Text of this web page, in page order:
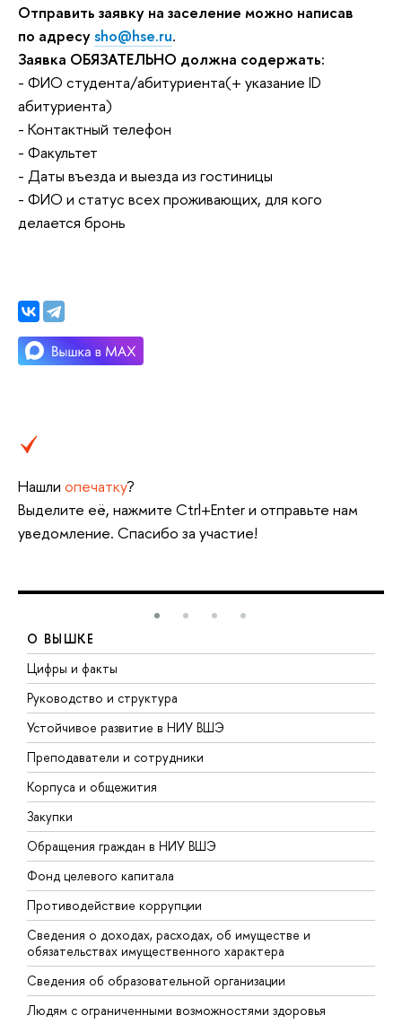
Отправить заявку на заселение можно написав
по адресуsho@hse.ru.
Заявка ОБЯЗАТЕЛЬНО должна содержать:
- ФИО студента/абитуриента(+ указание ID
абитуриента)
- Контактный телефон
- Факультет
- Даты въезда и выезда из гостиницы
- ФИО и статус всех проживающих, для кого
делается бронь
Нашли опечатку?
Выделите её, нажмите Ctrl+Enter и отправьте нам
уведомление. Спасибо за участие!
О ВЫШКЕ
Цифры и факты
Руководство и структура
Устойчивое развитие в НИУ ВШЭ
Преподаватели и сотрудники
Корпуса и общежития
Закупки
Обращения граждан в НИУ ВШЭ
Фонд целевого капитала
Противодействие коррупции
Сведения о доходах, расходах, об имуществе и
обязательствах имущественного характера
Сведения об образовательной организации
Людям с ограниченными возможностями здоровья